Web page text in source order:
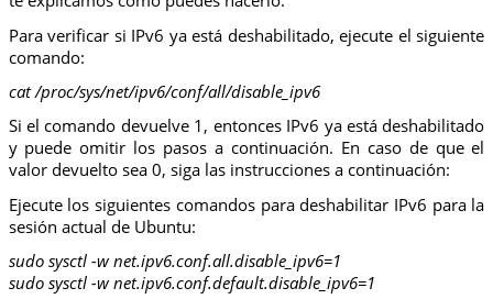
Para verificar si IPv6 ya está deshabilitado, ejecute el siguiente
comando:
cat /proc/sys/net/ipv6/conf/all/disable_ipv6
Si el comando devuelve 1, entonces IPv6 ya está deshabilitado
y puede omitir los pasos a continuación. En caso de que el
valor devuelto sea 0, siga las instrucciones a continuación:
Ejecute los siguientes comandos para deshabilitar IPv6 para la
sesión actual de Ubuntu:
sudo sysctl -w net.ipv6.conf.all.disable_ipv6=1
sudo sysctl -w net.ipv6.conf.default.disable_ipv6=1